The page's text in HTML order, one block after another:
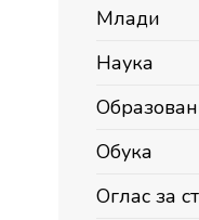
Млади
Наука
Обука
Оглас за